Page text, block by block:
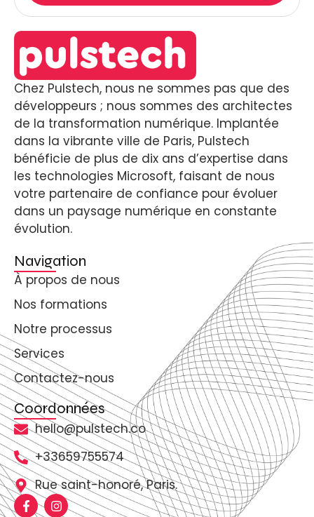
Chez Pulstech, nous ne sommes pas que des
développeurs ; nous sommes des architectes
de la transformation numérique. Implantée
dans la vibrante ville de Paris, Pulstech
bénéficie de plus de dix ans d’expertise dans
les technologies Microsoft, faisant de nous
votre partenaire de confiance pour évoluer
dans un paysage numérique en constante
évolution.
Navigation
À propos de nous
Nos formations
Notre processus
Services
Contactez-nous
Coordonnées
hello@pulstech.co
+33659755574
Rue saint-honoré, Paris.